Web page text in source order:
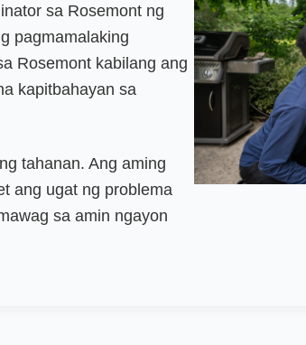
sa Rosemont ng
pagmamalaking
Rosemont kabilang ang
kapitbahayan sa
tahanan. Ang aming
ang ugat ng problema
sa amin ngayon